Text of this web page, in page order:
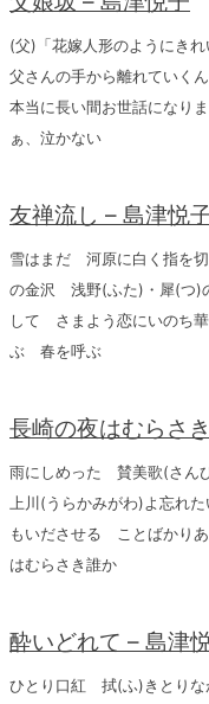
(父)「花嫁人形のようにき
父さんの手から離れていく
本当に長い間お世話になり
ぁ、泣かない
友禅流し – 島津悦
雪はまだ 河原に白く指を
の金沢 浅野(ふた)・犀(つ)
して さまよう恋にいのち
ぶ 春を呼ぶ
長崎の夜はむらさ
雨にしめった 賛美歌(さん
上川(うらかみがわ)よ忘れ
もいださせる ことばか
はむらさき誰か
酔いどれて – 島津
ひとり口紅 拭(ふ)きとり